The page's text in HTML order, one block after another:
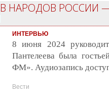
НАРОДОВ РОССИИ
ИНТЕРВЬЮ
8 июня 2024
Пантелеева была
ФМ». Аудиозапись
Вести